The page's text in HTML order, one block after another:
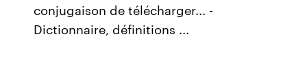
conjugaison de télécharger... -
Dictionnaire, définitions ...